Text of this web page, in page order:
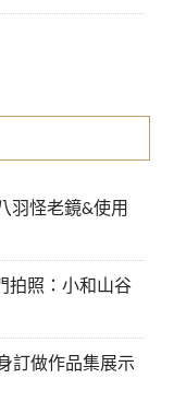
羽怪老鏡&使用
拍照：小和山谷
訂做作品集展示